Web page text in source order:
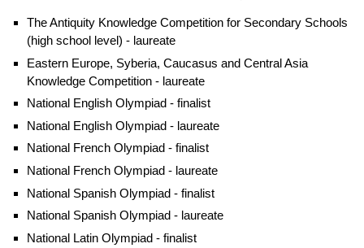
The Antiquity Knowledge Competition for Secondary Schools
(high school level) - laureate
Eastern Europe, Syberia, Caucasus and Central Asia
Knowledge Competition - laureate
National English Olympiad - finalist
National English Olympiad - laureate
National French Olympiad - finalist
National French Olympiad - laureate
National Spanish Olympiad - finalist
National Spanish Olympiad - laureate
National Latin Olympiad - finalist